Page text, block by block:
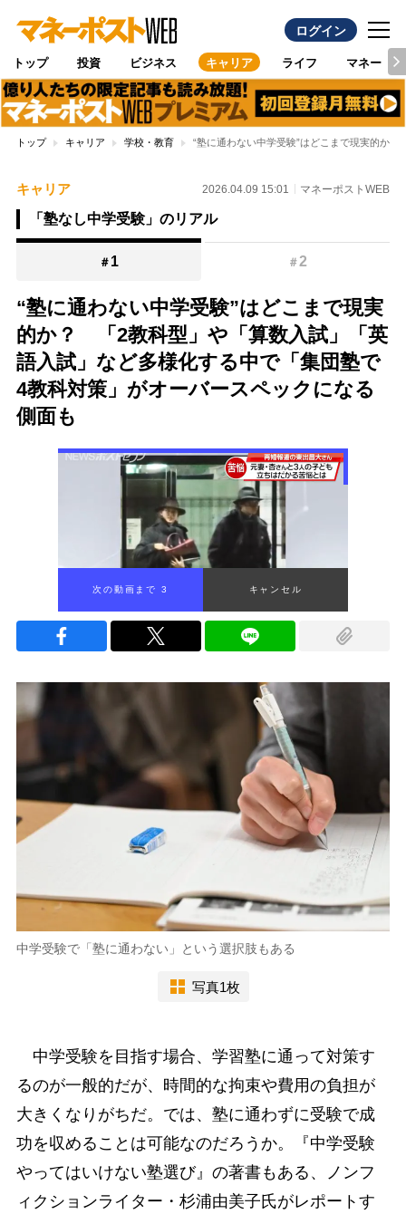
ログイン
トップ 投資 ビジネス キャリア ライフ マネー
トップ キャリア 学校・教育 “塾に通わない中学受験”はどこまで現実的か
キャリア 2026.04.09 15:01 マネーポストWEB
「塾なし中学受験」のリアル
＃ 1 ＃2
“塾に通わない中学受験”はどこまで現実
的か？ 「2教科型」や「算数入試」「英
語入試」など多様化する中で「集団塾で
4教科対策」がオーバースペックになる
側面も
次の動画まで 1 キャンセル
中学受験で「塾に通わない」という選択肢もある
写真1枚
中学受験を目指す場合、学習塾に通って対策す
るのが一般的だが、時間的な拘束や費用の負担が
大きくなりがちだ。では、塾に通わずに受験で成
功を収めることは可能なのだろうか。『中学受験
やってはいけない塾選び』の著書もある、ノンフ
ィクションライター・杉浦由美子氏がレポートす